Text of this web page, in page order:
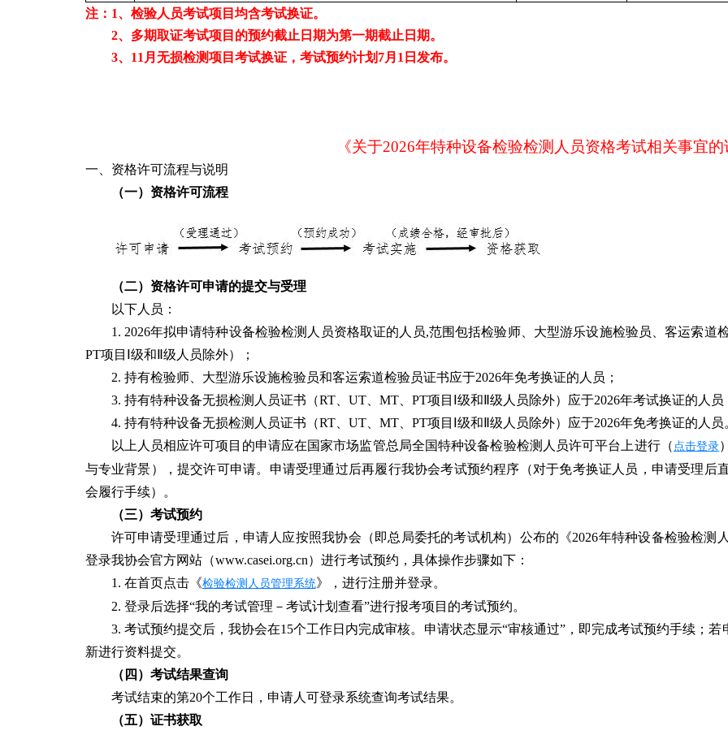
注：1、检验人员考试项目均含考试换证。
2、多期取证考试项目的预约截止日期为第一期截止日期。
3、11月无损检测项目考试换证，考试预约计划7月1日发布。
《关于2026年特种设备检验检测人员资格考试相关事宜的
一、资格许可流程与说明
（一）资格许可流程
（二）资格许可申请的提交与受理
以下人员：
1. 2026年拟申请特种设备检验检测人员资格取证的人员,范围包括检验师、大型游乐设施检验员、客运索道
PT项目Ⅰ级和Ⅱ级人员除外）；
2. 持有检验师、大型游乐设施检验员和客运索道检验员证书应于2026年免考换证的人员；
3. 持有特种设备无损检测人员证书（RT、UT、MT、PT项目Ⅰ级和Ⅱ级人员除外）应于2026年考试换证的人员
4. 持有特种设备无损检测人员证书（RT、UT、MT、PT项目Ⅰ级和Ⅱ级人员除外）应于2026年免考换证的人员
以上人员相应许可项目的申请应在国家市场监管总局全国特种设备检验检测人员许可平台上进行（ 点击登录
与专业背景），提交许可申请。申请受理通过后再履行我协会考试预约程序（对于免考换证人员，申请受理后
会履行手续）。
（三）考试预约
许可申请受理通过后，申请人应按照我协会（即总局委托的考试机构）公布的《2026年特种设备检验检测
登录我协会官方网站（www.casei.org.cn）进行考试预约，具体操作步骤如下：
1. 在首页点击《检验检测人员管理系统》，进行注册并登录。
2. 登录后选择“我的考试管理－考试计划查看”进行报考项目的考试预约。
3. 考试预约提交后，我协会在15个工作日内完成审核。申请状态显示“审核通过”，即完成考试预约手续；
新进行资料提交。
（四）考试结果查询
考试结束的第20个工作日，申请人可登录系统查询考试结果。
（五）证书获取